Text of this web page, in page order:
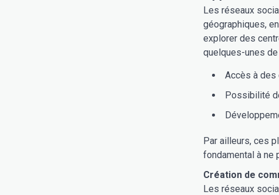
Les réseaux
géographiques,
explorer des
quelques-unes
Accès à des
Possibilité
Par ailleurs, ces
fondamental à ne
Création de
Les réseaux